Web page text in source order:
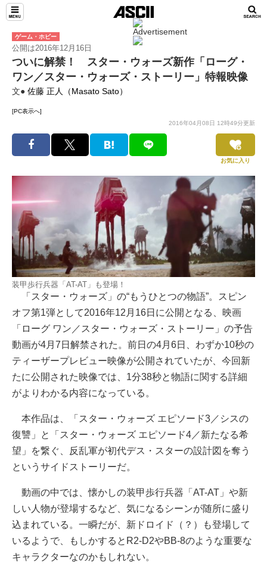
ゲーム・ホビー
公開は2016年12月16日
ついに解禁！ スター・ウォーズ新作「ローグ・
ワン／スター・ウォーズ・ストーリー」特報映像
文● 佐藤 正人（Masato Sato）
[PC表示へ]
2016年04月08日 12時49分更新
お気に入り
装甲歩行兵器「AT-AT」も登場！
「スター・ウォーズ」の“もうひとつの物語”。スピン
オフ第1弾として2016年12月16日に公開となる、映画
「ローグ ワン／スター・ウォーズ・ストーリー」の予告
動画が4月7日解禁された。前日の4月6日、わずか10秒の
ティーザープレビュー映像が公開されていたが、今回新
たに公開された映像では、1分38秒と物語に関する詳細
がよりわかる内容になっている。
本作品は、「スター・ウォーズ エピソード3／シスの
復讐」と「スター・ウォーズ エピソード4／新たなる希
望」を繋ぐ、反乱軍が初代デス・スターの設計図を奪う
というサイドストーリーだ。
動画の中では、懐かしの装甲歩行兵器「AT-AT」や新
しい人物が登場するなど、気になるシーンが随所に盛り
込まれている。一瞬だが、新ドロイド（？）も登場して
いるようで、もしかするとR2-D2やBB-8のような重要な
キャラクターなのかもしれない。